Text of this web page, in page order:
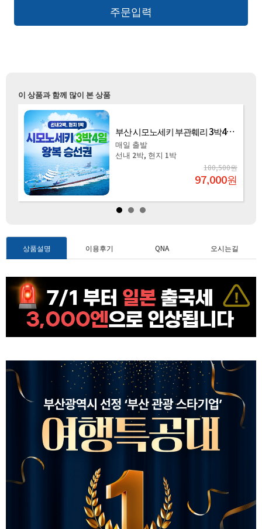
주문입력
이 상품과 함께 많이 본 상품
부산 시모노세키 부관훼리 4박5일 왕복탑승권
매일 출발
선내 2박, 현지 2박
240,000원
97,000원
상품설명 이용후기 QNA 오시는길